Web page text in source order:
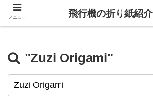
"Zuzi Origami"
メニュー 飛行機の折り紙紹介